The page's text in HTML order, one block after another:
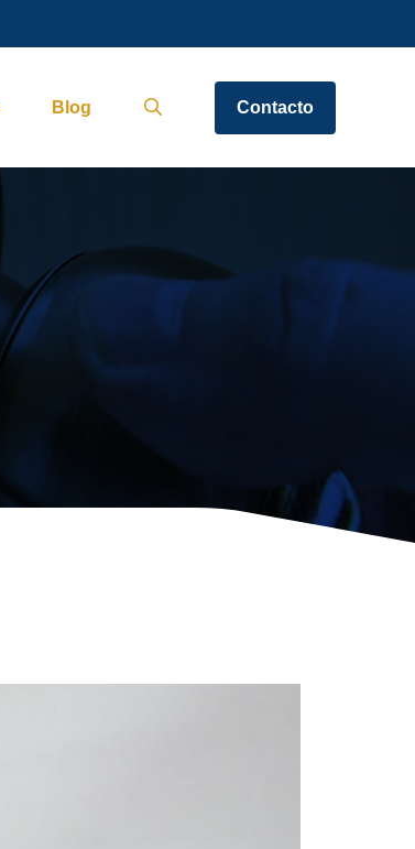
Blog Contacto